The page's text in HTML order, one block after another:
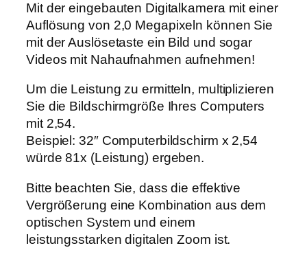
k
o
p
M
-
5
0
0
M
n
g
e
Mit der eingebauten Digitalkamera mit einer
Auflösung von 2,0 Megapixeln können Sie
mit der Auslösetaste ein Bild und sogar
Videos mit Nahaufnahmen aufnehmen!
Um die Leistung zu ermitteln, multiplizieren
Sie die Bildschirmgröße Ihres Computers
mit 2,54.
Beispiel: 32″ Computerbildschirm x 2,54
würde 81x (Leistung) ergeben.
Bitte beachten Sie, dass die effektive
Vergrößerung eine Kombination aus dem
optischen System und einem
leistungsstarken digitalen Zoom ist.